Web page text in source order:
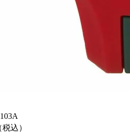
込）